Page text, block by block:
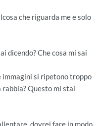
che riguarda me e solo
dicendo? Che cosa mi sai
immagini si ripetono troppo
Questo mi stai
dovrei fare in modo